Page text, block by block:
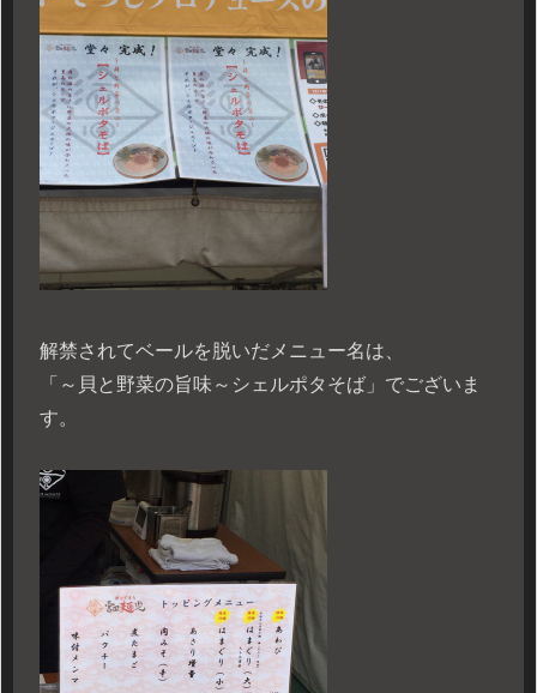
解禁されてベールを脱いだメニュー名は、
「～貝と野菜の旨味～シェルポタそば」でございま
す。